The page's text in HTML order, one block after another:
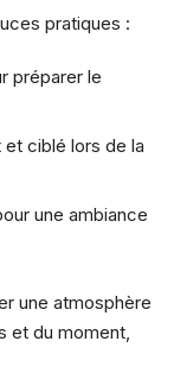
pratiques :
préparer le
et ciblé lors de la
une ambiance
une atmosphère
et du moment,